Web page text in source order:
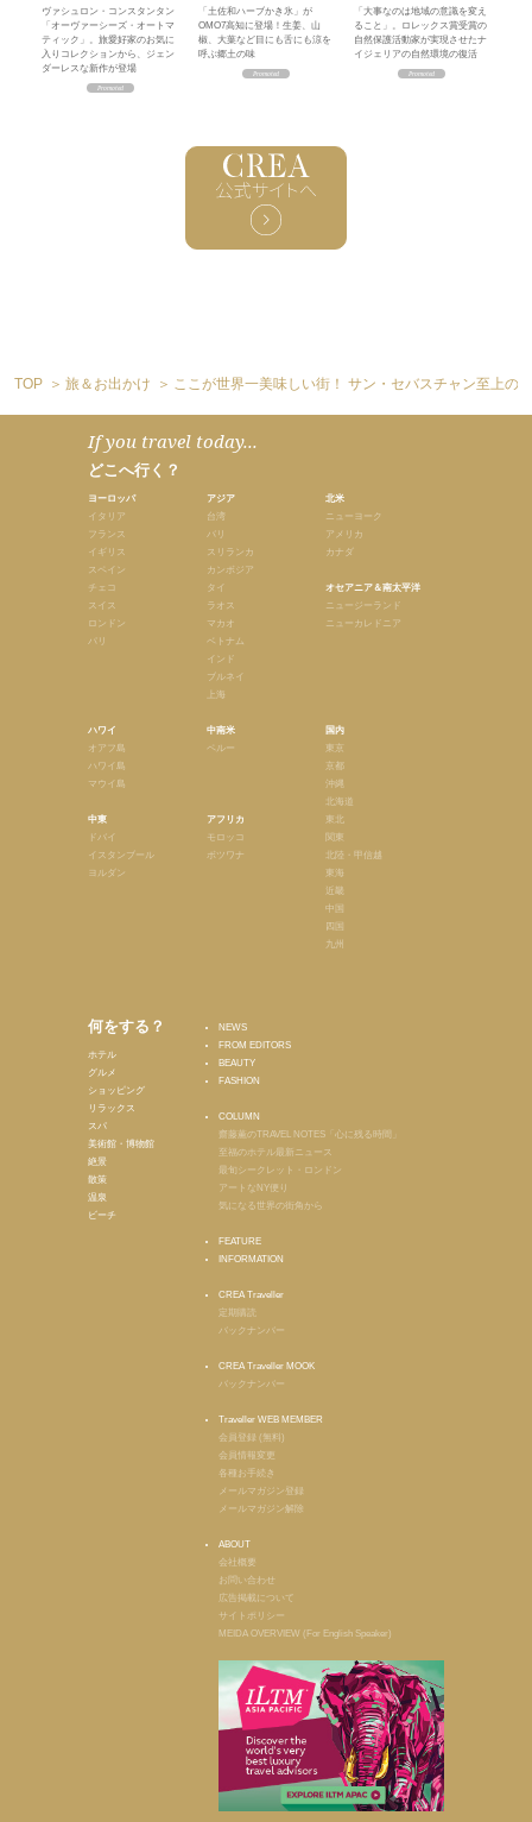
ヴァシュロン・コンスタンタン
「オーヴァーシーズ・オートマ
ティック」。旅愛好家のお気に
入りコレクションから、ジェン
ダーレスな新作が登場
「土佐和ハーブかき氷」が
OMO7高知に登場！生姜、山
椒、大葉など目にも舌にも涼を
呼ぶ郷土の味
「大事なのは地域の意識を変え
ること」。ロレックス賞受賞の
自然保護活動家が実現させたナ
イジェリアの自然環境の復活
TOP 旅＆お出かけ ここが世界一美味しい街！ サン・セバスチャン至上の4
If you travel today...
どこへ行く？
ヨーロッパ
イタリア
フランス
イギリス
スペイン
チェコ
スイス
ロンドン
パリ
ハワイ
オアフ島
ハワイ島
マウイ島
中東
ドバイ
イスタンブール
ヨルダン
アジア
台湾
バリ
スリランカ
カンボジア
タイ
ラオス
マカオ
ベトナム
インド
ブルネイ
上海
中南米
ペルー
アフリカ
モロッコ
ボツワナ
北米
ニューヨーク
アメリカ
カナダ
オセアニア＆南太平洋
ニュージーランド
ニューカレドニア
国内
東京
京都
沖縄
北海道
東北
関東
北陸・甲信越
東海
近畿
中国
四国
九州
何をする？
ホテル
グルメ
ショッピング
リラックス
スパ
美術館・博物館
絶景
散策
温泉
ビーチ
NEWS
FROM EDITORS
BEAUTY
FASHION
COLUMN
齋藤薫のTRAVEL NOTES「心に残る時間」
至福のホテル最新ニュース
最旬シークレット・ロンドン
アートなNY便り
気になる世界の街角から
FEATURE
INFORMATION
CREA Traveller
定期購読
バックナンバー
CREA Traveller MOOK
バックナンバー
Traveller WEB MEMBER
会員登録 (無料)
会員情報変更
各種お手続き
メールマガジン登録
メールマガジン解除
ABOUT
会社概要
お問い合わせ
広告掲載について
サイトポリシー
MEIDA OVERVIEW (For English Speaker)